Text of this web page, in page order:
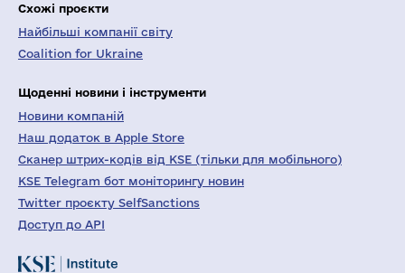
Схожі проєкти
Найбільші компанії світу
Coalition for Ukraine
Щоденні новини і інструменти
Новини компаній
Наш додаток в Apple Store
Сканер штрих-кодів від KSE (тільки для мобільного)
KSE Telegram бот моніторингу новин
Twitter проєкту SelfSanctions
Доступ до API